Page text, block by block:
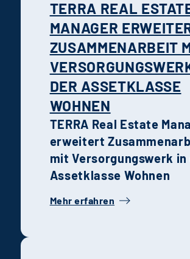
TERRA REAL
MANAGER
ZUSAMMENARBEIT
DER ASSETKLASSE
WOHNEN
TERRA Real Estate
erweitert
mit Versorgungswerk in
Assetklasse Wohnen
Mehr erfahren